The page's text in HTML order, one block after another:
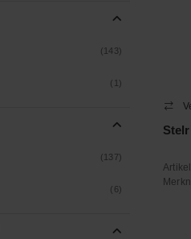
(143)
(1)
(137)
(6)